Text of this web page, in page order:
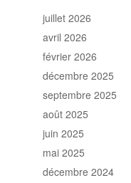
juillet 2026
avril 2026
février 2026
décembre 2025
septembre 2025
août 2025
juin 2025
mai 2025
décembre 2024